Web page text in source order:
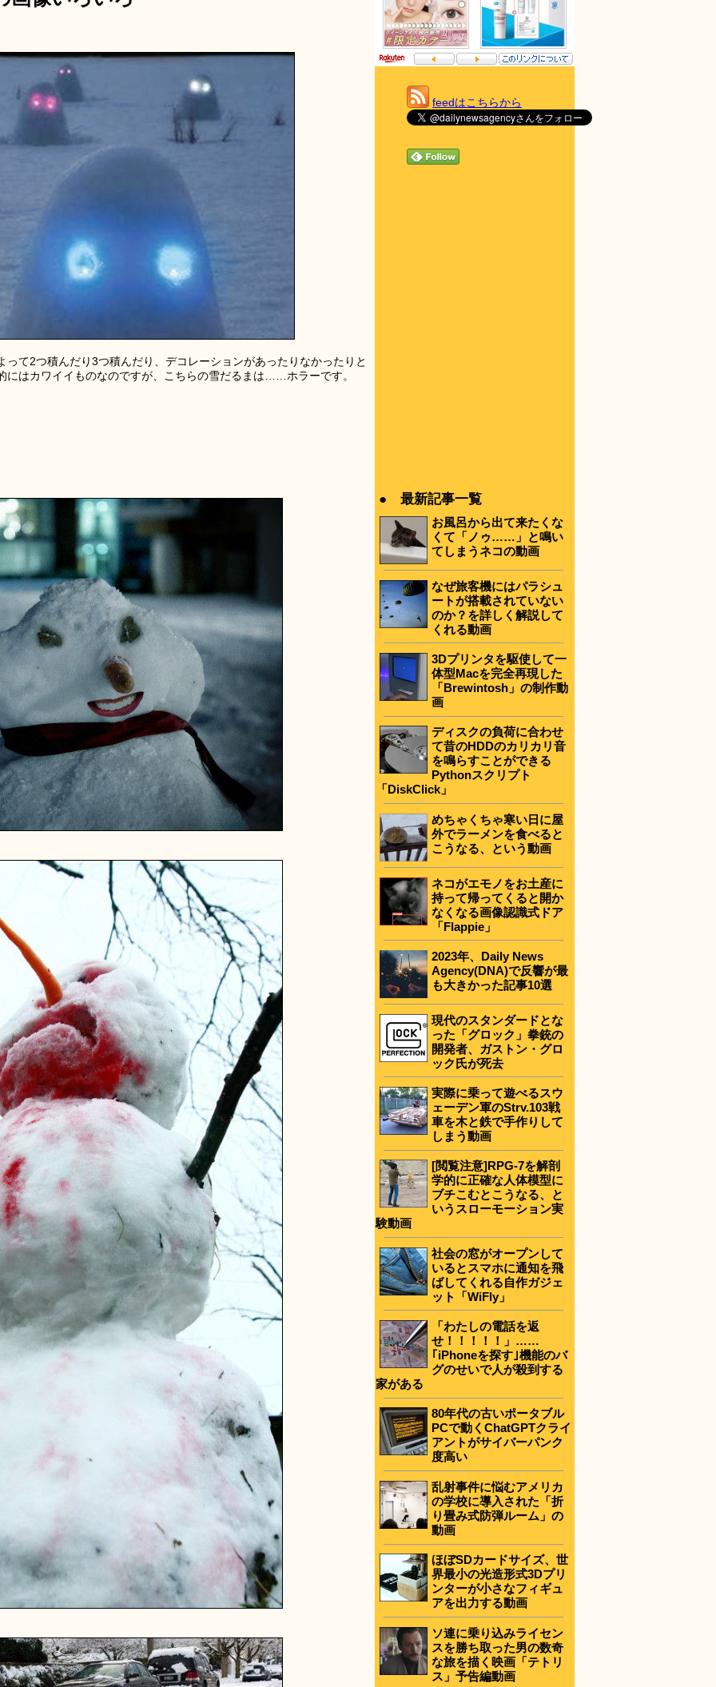
て2つ積んだり3つ積んだり、デコレーションがあったりなかったりと
にはカワイイものなのですが、こちらの雪だるまは……ホラーです。
feedはこちらから
● 最新記事一覧
お風呂から出て来たくな
くて「ノゥ……」と鳴い
てしまうネコの動画
なぜ旅客機にはパラシュ
ートが搭載されていない
のか？を詳しく解説して
くれる動画
3Dプリンタを駆使して一
体型Macを完全再現した
「Brewintosh」の制作動
画
ディスクの負荷に合わせ
て昔のHDDのカリカリ音
を鳴らすことができる
Pythonスクリプト
「DiskClick」
めちゃくちゃ寒い日に屋
外でラーメンを食べると
こうなる、という動画
ネコがエモノをお土産に
持って帰ってくると開か
なくなる画像認識式ドア
「Flappie」
2023年、Daily News
Agency(DNA)で反響が最
も大きかった記事10選
現代のスタンダードとな
った「グロック」拳銃の
開発者、ガストン・グロ
ック氏が死去
実際に乗って遊べるスウ
ェーデン軍のStrv.103戦
車を木と鉄で手作りして
しまう動画
[閲覧注意]RPG-7を解剖
学的に正確な人体模型に
ブチこむとこうなる、と
いうスローモーション実
験動画
社会の窓がオープンして
いるとスマホに通知を飛
ばしてくれる自作ガジェ
ット「WiFly」
「わたしの電話を返
せ！！！！！」……
｢iPhoneを探す｣機能のバ
グのせいで人が殺到する
家がある
80年代の古いポータブル
PCで動くChatGPTクライ
アントがサイバーパンク
度高い
乱射事件に悩むアメリカ
の学校に導入された「折
り畳み式防弾ルーム」の
動画
ほぼSDカードサイズ、世
界最小の光造形式3Dプリ
ンターが小さなフィギュ
アを出力する動画
ソ連に乗り込みライセン
スを勝ち取った男の数奇
な旅を描く映画「テトリ
ス」予告編動画